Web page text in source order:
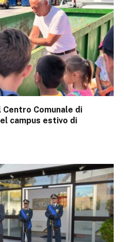
Comunale di
campus estivo di